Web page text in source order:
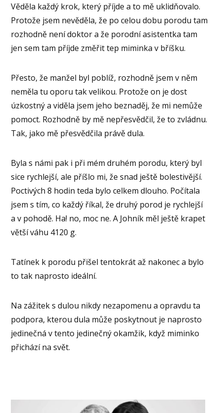
Věděla každý krok, který příjde a to mě uklidňovalo.
Protože jsem nevěděla, že po celou dobu porodu tam
rozhodně není doktor a že porodní asistentka tam
jen sem tam příjde změřit tep miminka v bříšku.
Přesto, že manžel byl poblíž, rozhodně jsem v něm
neměla tu oporu tak velikou. Protože on je dost
úzkostný a viděla jsem jeho beznaděj, že mi nemůže
pomoct. Rozhodně by mě nepřesvědčil, že to zvládnu.
Tak, jako mě přesvědčila právě dula.
Byla s námi pak i při mém druhém porodu, který byl
sice rychlejší, ale příšlo mi, že snad ještě bolestivější.
Poctivých 8 hodin teda bylo celkem dlouho. Počítala
jsem s tím, co každý říkal, že druhý porod je rychlejší
a v pohodě. Ha! no, moc ne. A Johník měl ještě krapet
větší váhu 4120 g.
Tatínek k porodu přišel tentokrát až nakonec a bylo
to tak naprosto ideální.
Na zážitek s dulou nikdy nezapomenu a opravdu ta
podpora, kterou dula může poskytnout je naprosto
jedinečná v tento jedinečný okamžik, když miminko
přichází na svět.